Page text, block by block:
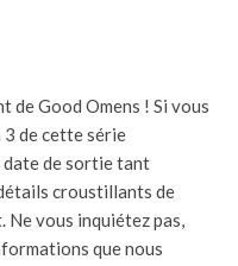
de Good Omens ! Si vous
3 de cette série
date de sortie tant
croustillants de
vous inquiétez pas,
que nous